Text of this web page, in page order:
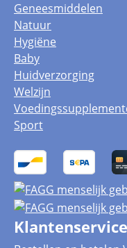
Geneesmiddelen
Natuur
Hygiëne
Baby
Huidverzorging
Welzijn
Sport
Klantenservice